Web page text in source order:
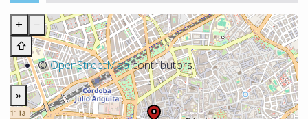
+
−
⇧
©OpenStreetMapcontributors.
»